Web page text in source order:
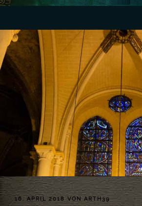
VERÖFFENTLICHT
16. APRIL 2018 VON ARTH39